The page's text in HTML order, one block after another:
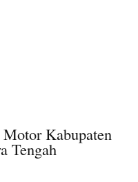
Motor Kabupaten
Tengah